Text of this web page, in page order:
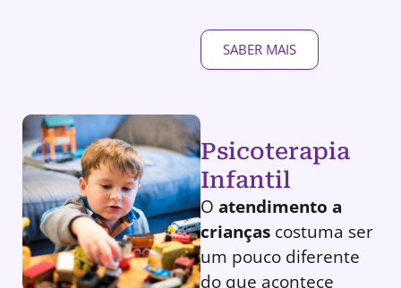
SABER MAIS
Psicoterapia
Infantil
O atendimento a
crianças costuma ser
um pouco diferente
do que acontece